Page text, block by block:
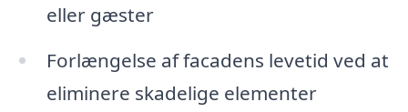
eller gæster
Forlængelse af facadens levetid ved at
eliminere skadelige elementer